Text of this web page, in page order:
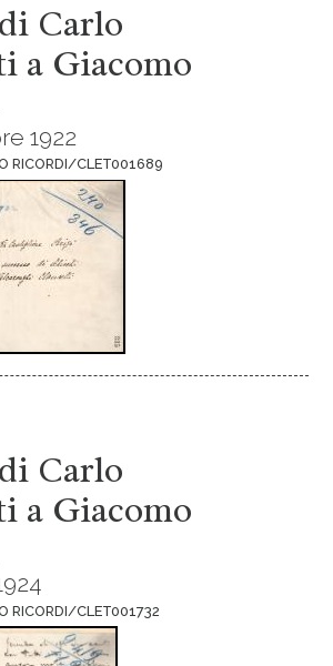
Carlo
a Giacomo
1922
RICORDI/CLET001689
Carlo
a Giacomo
RICORDI/CLET001732